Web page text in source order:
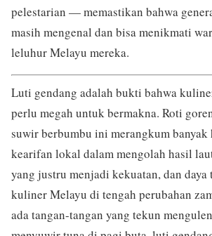
pelestarian — memastikan bahwa
masih mengenal dan bisa menikmati
leluhur Melayu mereka.
Luti gendang adalah bukti bahwa
perlu megah untuk bermakna. Roti
suwir berbumbu ini merangkum
kearifan lokal dalam mengolah hasil
yang justru menjadi kekuatan, dan daya
kuliner Melayu di tengah perubahan
ada tangan-tangan yang tekun